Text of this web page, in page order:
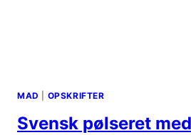
MAD OPSKRIFTER
Svensk pølseret